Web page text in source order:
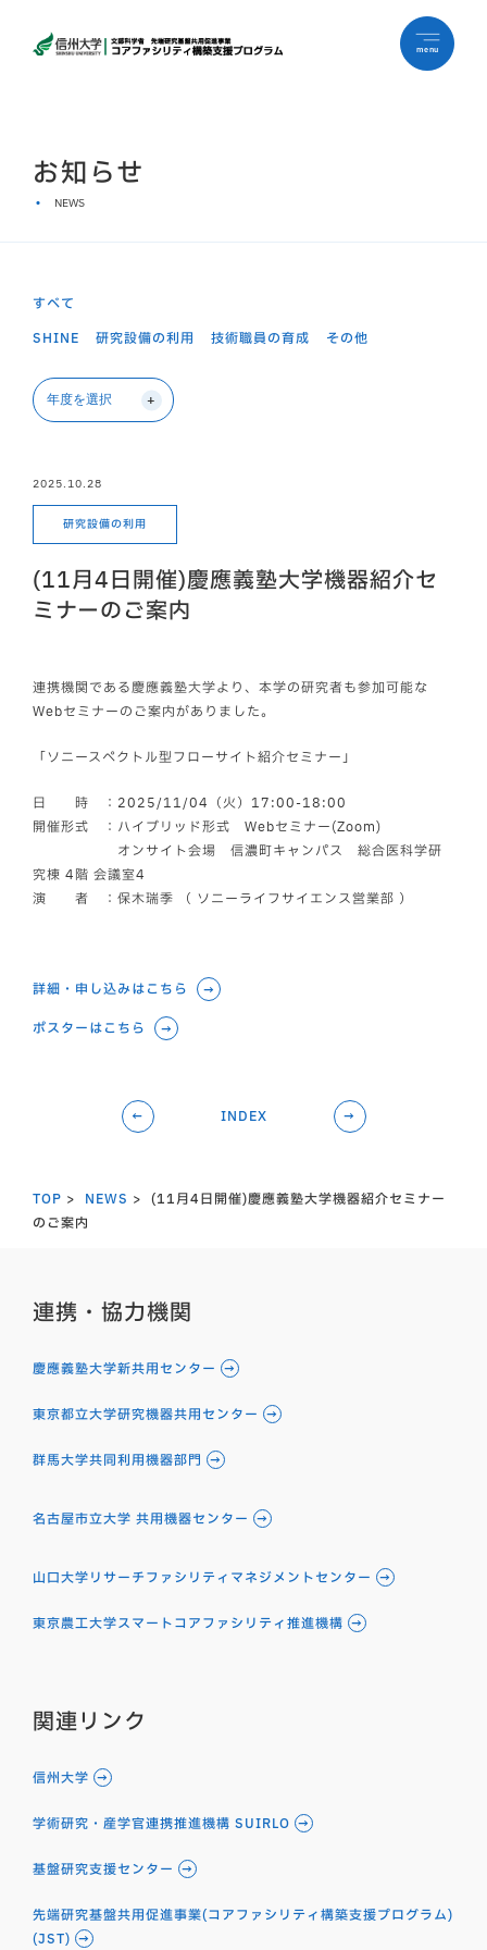
menu
お知らせ
NEWS
すべて
SHINE
研究設備の利用 技術職員の育成 その他
2025.10.28
研究設備の利用
(11月4日開催)慶應義塾大学機器紹介セ
ミナーのご案内
連携機関である慶應義塾大学より、本学の研究者も参加可能な
Webセミナーのご案内がありました。
「ソニースペクトル型フローサイト紹介セミナー」
日 時 ：2025/11/04（火）17:00-18:00
開催形式 ：ハイブリッド形式 Webセミナー(Zoom)
オンサイト会場 信濃町キャンパス 総合医科学研
究棟 4階 会議室4
演 者 ：保木瑞季 （ ソニーライフサイエンス営業部 ）
詳細・申し込みはこちら
ポスターはこちら
← INDEX →
TOP NEWS
(11月4日開催)慶應義塾大学機器紹介セミナー
のご案内
連携・協力機関
慶應義塾大学新共用センター
東京都立大学研究機器共用センター
群馬大学共同利用機器部門
名古屋市立大学 共用機器センター
山口大学リサーチファシリティマネジメントセンター
東京農工大学スマートコアファシリティ推進機構
関連リンク
信州大学
学術研究・産学官連携推進機構 SUIRLO
基盤研究支援センター
先端研究基盤共用促進事業(コアファシリティ構築支援プログラム)
(JST)